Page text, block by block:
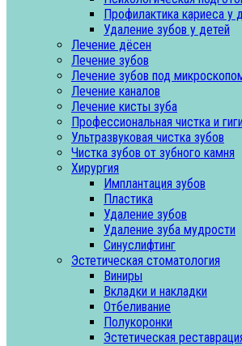
Профилактика кариеса у
Удаление зубов у детей
Лечение дёсен
Лечение зубов
Лечение зубов под
Лечение каналов
Лечение кисты зуба
Профессиональная чистка и
Ультразвуковая чистка зубов
Чистка зубов от зубного камня
Хирургия
Имплантация зубов
Пластика
Удаление зубов
Удаление зуба мудрости
Синуслифтинг
Эстетическая стоматология
Виниры
Вкладки и накладки
Отбеливание
Полукоронки
Эстетическая